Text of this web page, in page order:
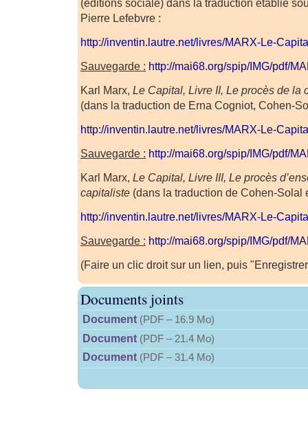
Pierre Lefebvre :
http://inventin.lautre.net/livres/MARX-Le-
Sauvegarde : http://mai68.org/spip/IMG/pdf/
Karl Marx, Le Capital, Livre II, Le procès de la
(dans la traduction de Erna Cogniot, Cohen-
http://inventin.lautre.net/livres/MARX-Le-
Sauvegarde : http://mai68.org/spip/IMG/pdf/
Karl Marx, Le Capital, Livre III, Le procès
capitaliste (dans la traduction de Cohen-Solal
http://inventin.lautre.net/livres/MARX-Le-
Sauvegarde : http://mai68.org/spip/IMG/pdf/
(Faire un clic droit sur un lien, puis
Documents joints
Document (PDF – 16.9 Mo)
Document (PDF – 21.4 Mo)
Document (PDF – 31.4 Mo)